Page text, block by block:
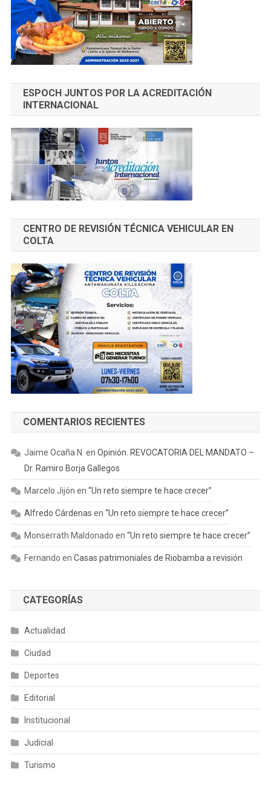
ESPOCH JUNTOS POR LA ACREDITACIÓN
INTERNACIONAL
CENTRO DE REVISIÓN TÉCNICA VEHICULAR EN
COLTA
COMENTARIOS RECIENTES
Jaime Ocaña N. en Opinión. REVOCATORIA DEL MANDATO –
Dr. Ramiro Borja Gallegos
Marcelo Jijón en “Un reto siempre te hace crecer”
Alfredo Cárdenas en “Un reto siempre te hace crecer”
Monserrath Maldonado en “Un reto siempre te hace crecer”
Fernando en Casas patrimoniales de Riobamba a revisión
CATEGORÍAS
Actualidad
Ciudad
Deportes
Editorial
Institucional
Judicial
Turismo